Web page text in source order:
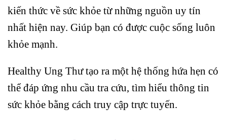
kiến thức về sức khỏe từ những nguồn uy tín
nhất hiện nay. Giúp bạn có được cuộc sống luôn
khỏe mạnh.
Healthy Ung Thư tạo ra một hệ thống hứa hẹn có
thể đáp ứng nhu cầu tra cứu, tìm hiểu thông tin
sức khỏe bằng cách truy cập trực tuyến.